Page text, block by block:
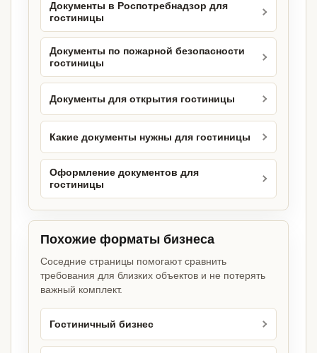
Документы в Роспотребнадзор для
гостиницы
Документы по пожарной безопасности
гостиницы
Документы для открытия гостиницы
Какие документы нужны для гостиницы
Оформление документов для
гостиницы
Похожие форматы бизнеса
Соседние страницы помогают сравнить
требования для близких объектов и не потерять
важный комплект.
Гостиничный бизнес